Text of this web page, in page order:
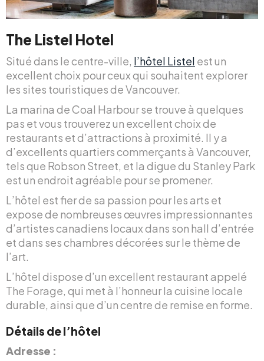
The Listel Hotel
Situé dans le centre-ville, l’hôtel Listel est un
excellent choix pour ceux qui souhaitent explorer
les sites touristiques de Vancouver.
La marina de Coal Harbour se trouve à quelques
pas et vous trouverez un excellent choix de
restaurants et d’attractions à proximité. Il y a
d’excellents quartiers commerçants à Vancouver,
tels que Robson Street, et la digue du Stanley Park
est un endroit agréable pour se promener.
L’hôtel est fier de sa passion pour les arts et
expose de nombreuses œuvres impressionnantes
d’artistes canadiens locaux dans son hall d’entrée
et dans ses chambres décorées sur le thème de
l’art.
L’hôtel dispose d’un excellent restaurant appelé
The Forage, qui met à l’honneur la cuisine locale
durable, ainsi que d’un centre de remise en forme.
Détails de l’hôtel
Adresse :